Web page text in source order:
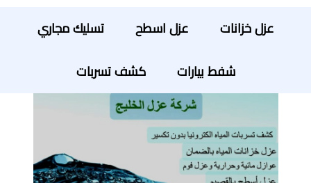
عزل خزانات عزل اسطح تسليك مجاري
شفط بيارات كشف تسربات